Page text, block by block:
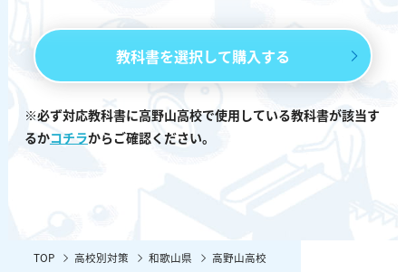
教科書を選択して購入する
※必ず対応教科書に高野山高校で使用している教科書が該当す
るかコチラからご確認ください。
TOP 高校別対策 和歌山県 高野山高校